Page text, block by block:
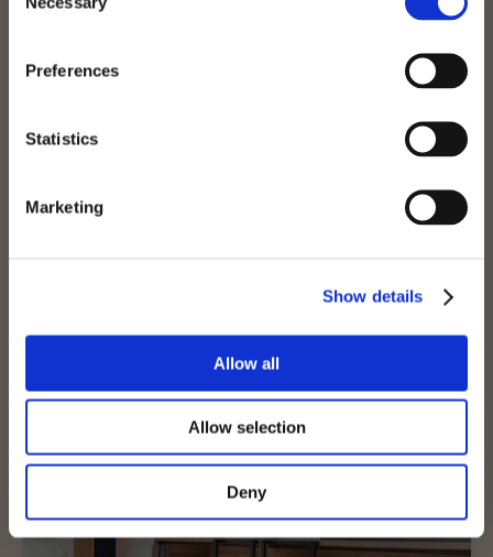
Selection
Preferences
Statistics
Marketing
Show details
Allow all
Allow selection
Deny
L'option la plus adaptée aux backpackers : partagez une
VOIR PLUS